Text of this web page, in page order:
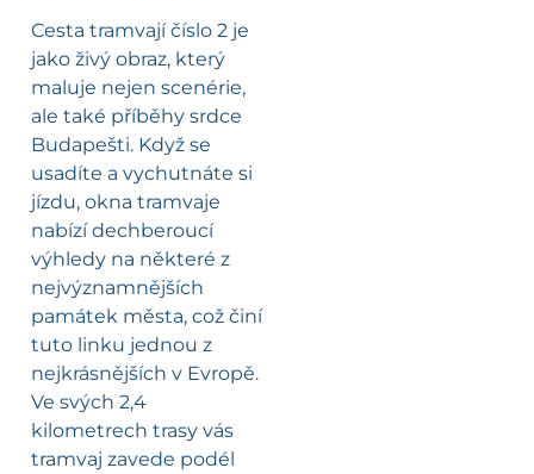
Cesta tramvají číslo 2 je
jako živý obraz, který
maluje nejen scenérie,
ale také příběhy srdce
Budapešti. Když se
usadíte a vychutnáte si
jízdu, okna tramvaje
nabízí dechberoucí
výhledy na některé z
nejvýznamnějších
památek města, což činí
tuto linku jednou z
nejkrásnějších v Evropě.
Ve svých 2,4
kilometrech trasy vás
tramvaj zavede podél